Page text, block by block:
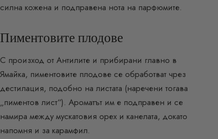
силна кожена и подправена нота на парфюмите.
Пиментовите плодове
С произход от Антилите и прибирани главно в
Ямайка, пиментовите плодове се обработват чрез
дестилация, подобно на листата (наречени тогава
„пиментов лист“). Ароматът им е подправен и се
намира между мускатовия орех и канелата, докато
напомня и за карамфил.